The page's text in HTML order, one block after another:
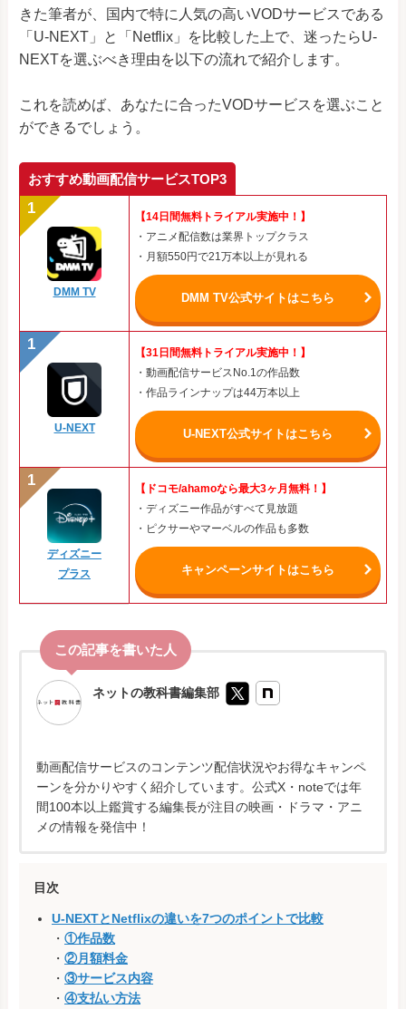
きた筆者が、国内で特に人気の高いVODサービスである
「U-NEXT」と「Netflix」を比較した上で、迷ったらU-
NEXTを選ぶべき理由を以下の流れで紹介します。
これを読めば、あなたに合ったVODサービスを選ぶこと
ができるでしょう。
おすすめ動画配信サービスTOP3
DMM TV
【14日間無料トライアル実施中！】
・アニメ配信数は業界トップクラス
・月額550円で21万本以上が見れる
DMM TV公式サイトはこちら
U-NEXT
【31日間無料トライアル実施中！】
・動画配信サービスNo.1の作品数
・作品ラインナップは44万本以上
U-NEXT公式サイトはこちら
ディズニー
プラス
【ドコモ/ahamoなら最大3ヶ月無料！】
・ディズニー作品がすべて見放題
・ピクサーやマーベルの作品も多数
キャンペーンサイトはこちら
ネットの教科書編集部
動画配信サービスのコンテンツ配信状況やお得なキャンペ
ーンを分かりやすく紹介しています。公式X・noteでは年
間100本以上鑑賞する編集長が注目の映画・ドラマ・アニ
メの情報を発信中！
目次
U-NEXTとNetflixの違いを7つのポイントで比較
・ ①作品数
・ ②月額料金
・ ③サービス内容
・ ④支払い方法